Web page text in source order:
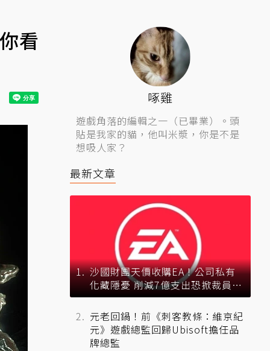
看
啄雞
遊戲角落的編輯之一（已畢業）。頭
貼是我家的貓，他叫米漿，你是不是
想吸人家？
最新文章
沙國財團天價收購EA！公司私有
化藏隱憂 削減7億支出恐掀裁員風
暴？
元老回鍋！前《刺客教條：維京紀
元》遊戲總監回歸Ubisoft擔任品
牌總監